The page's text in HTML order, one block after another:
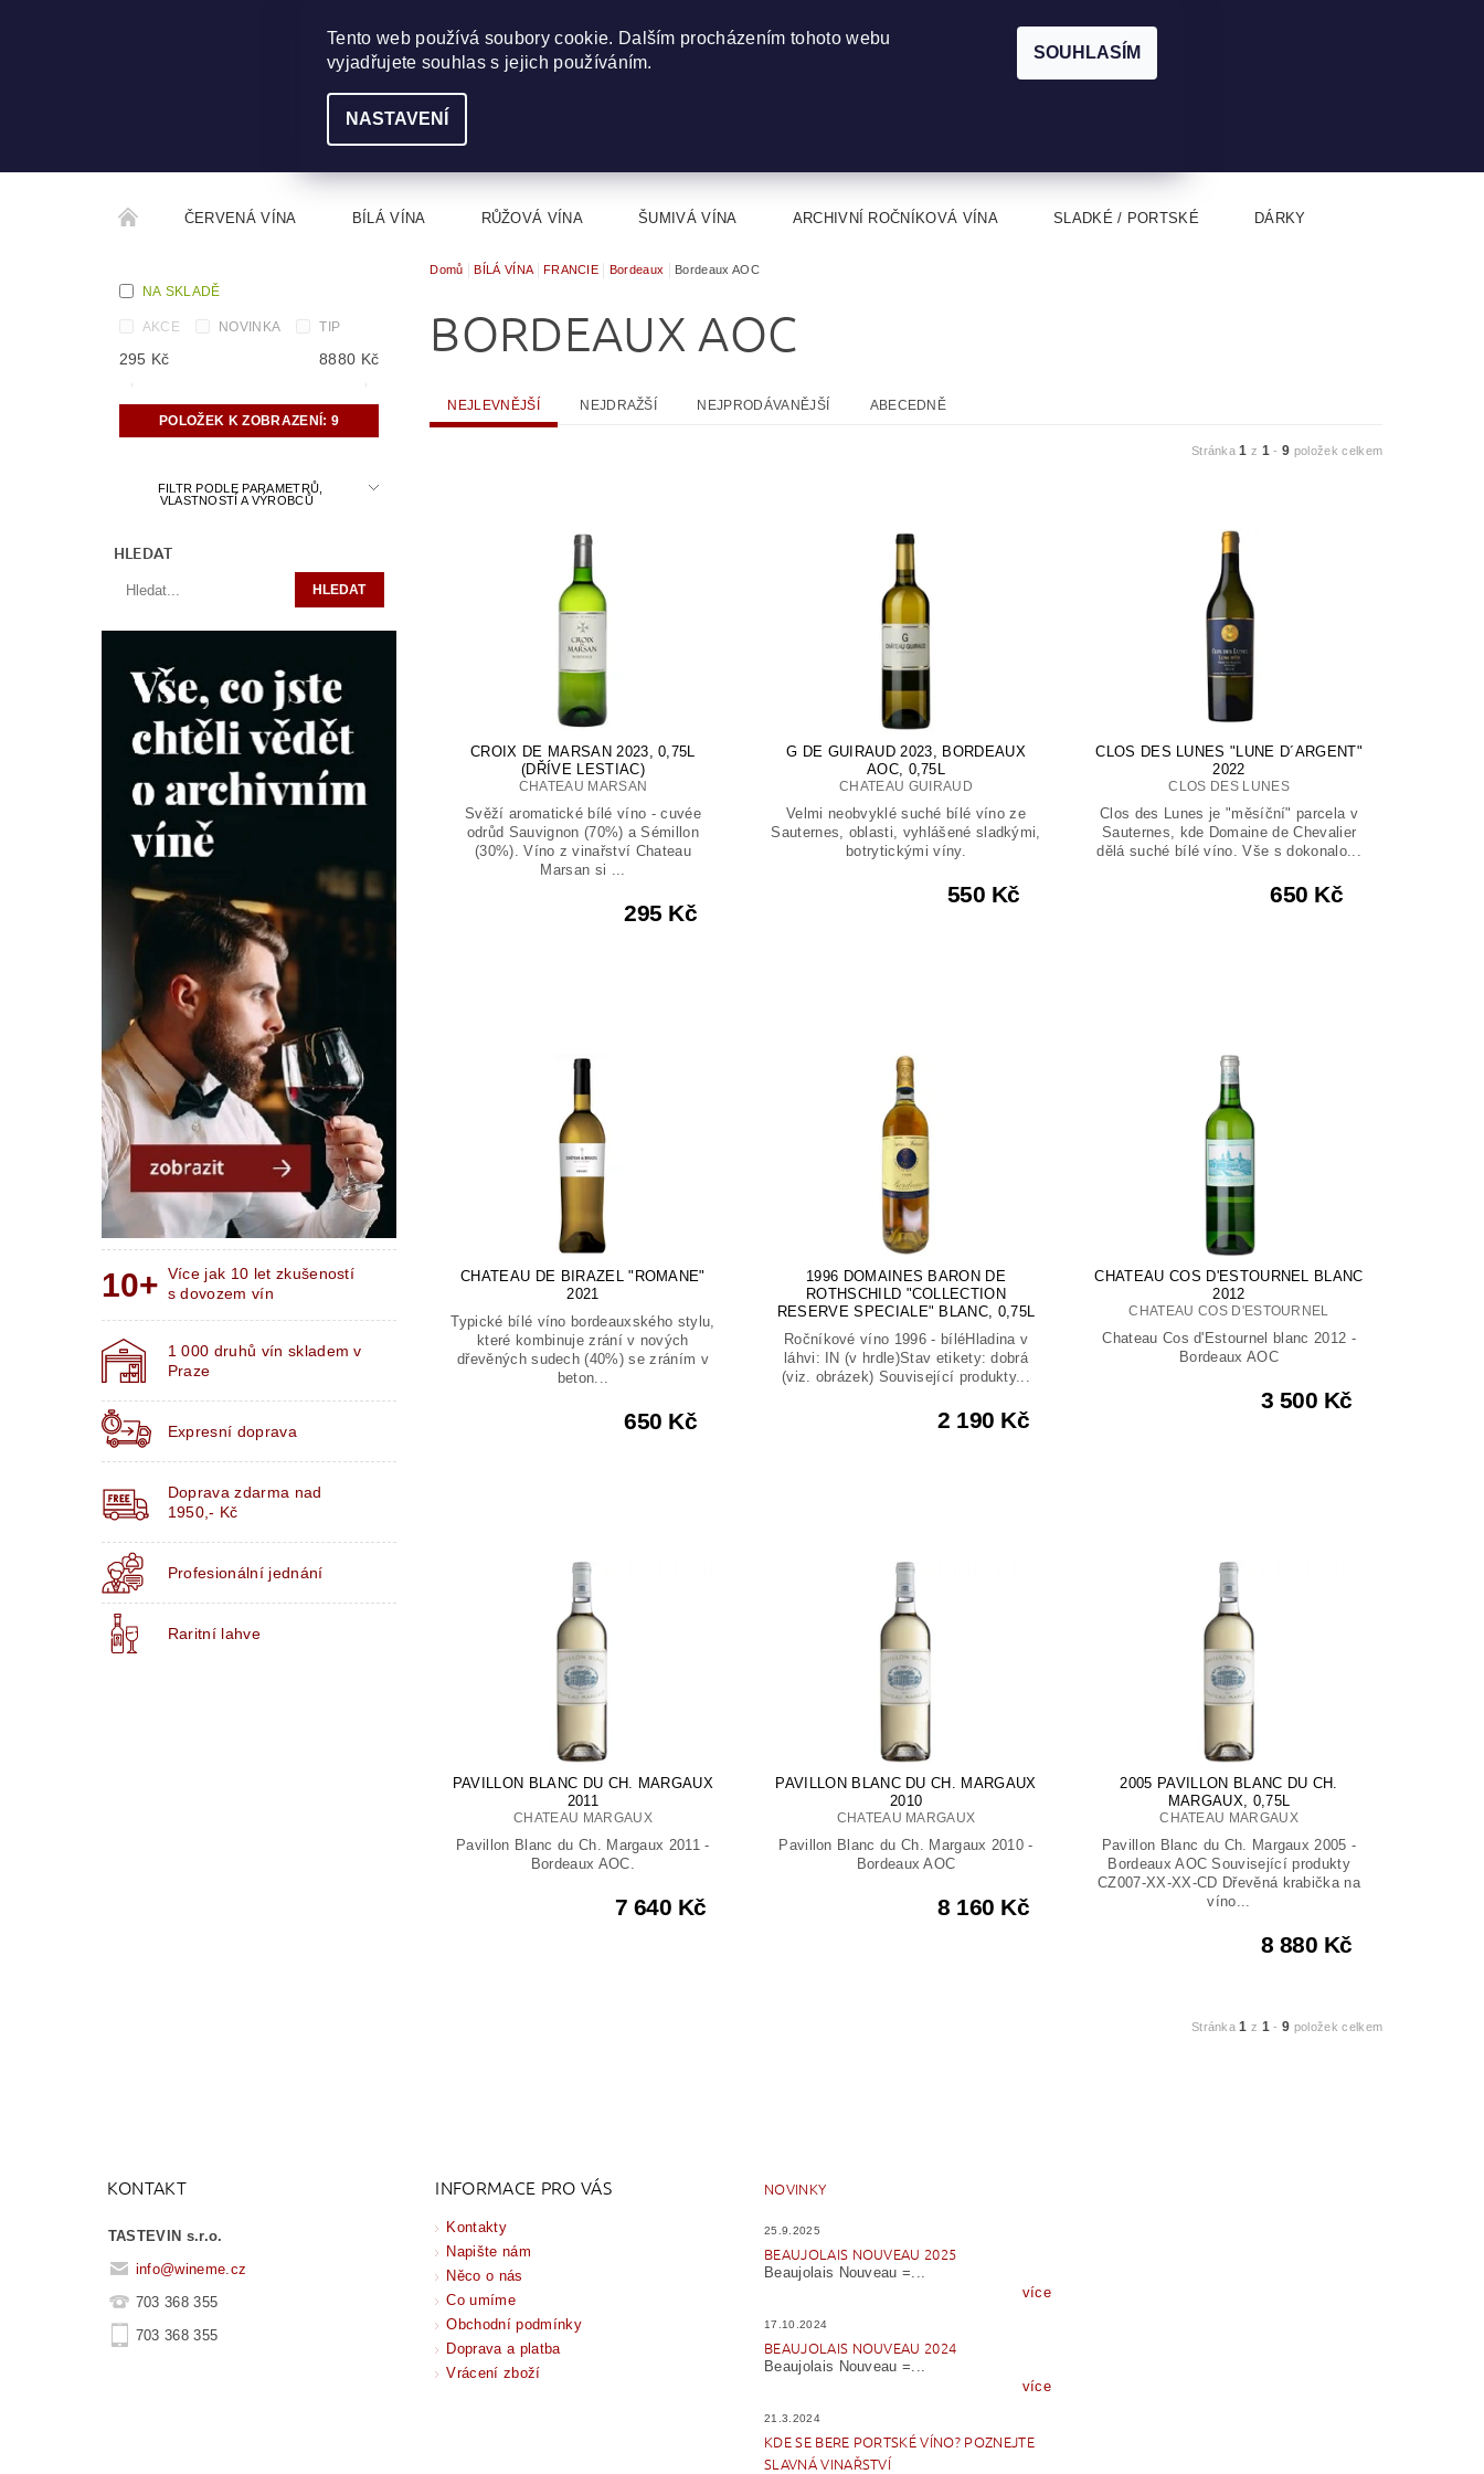
ČERVENÁ VÍNA BÍLÁ VÍNA RŮŽOVÁ VÍNA ŠUMIVÁ VÍNA ARCHIVNÍ ROČNÍKOVÁ VÍNA SLADKÉ / PORTSKÉ DÁRKY
ROZCESTNÍK VÍN
NA SKLADĚ
AKCE NOVINKA TIP
295 Kč 8880 Kč
POLOŽEK K ZOBRAZENÍ: 9
FILTR PODLE PARAMETRŮ,
VLASTNOSTÍ A VÝROBCŮ
HLEDAT
Více jak 10 let zkušeností
s dovozem vín
1 000 druhů vín skladem v
Praze
Expresní doprava
Doprava zdarma nad
1950,- Kč
Profesionální jednání
Raritní lahve
Domů BÍLÁ VÍNA FRANCIE Bordeaux Bordeaux AOC
BORDEAUX AOC
NEJLEVNĚJŠÍ NEJDRAŽŠÍ NEJPRODÁVANĚJŠÍ ABECEDNĚ
Stránka1 z 1 -9 položek celkem
CROIX DE MARSAN 2023, 0,75L
(DŘÍVE LESTIAC)
CHATEAU MARSAN
Svěží aromatické bílé víno - cuvée
odrůd Sauvignon (70%) a Sémillon
(30%). Víno z vinařství Chateau
Marsan si ...
295 Kč
G DE GUIRAUD 2023, BORDEAUX
AOC, 0,75L
CHATEAU GUIRAUD
Velmi neobvyklé suché bílé víno ze
Sauternes, oblasti, vyhlášené sladkými,
botrytickými víny.
550 Kč
CLOS DES LUNES "LUNE D´ARGENT"
2022
CLOS DES LUNES
Clos des Lunes je "měsíční" parcela v
Sauternes, kde Domaine de Chevalier
dělá suché bílé víno. Vše s dokonalo...
650 Kč
CHATEAU DE BIRAZEL "ROMANE"
2021
Typické bílé víno bordeauxského stylu,
které kombinuje zrání v nových
dřevěných sudech (40%) se zráním v
beton...
650 Kč
1996 DOMAINES BARON DE
ROTHSCHILD "COLLECTION
RESERVE SPECIALE" BLANC, 0,75L
Ročníkové víno 1996 - bíléHladina v
láhvi: IN (v hrdle)Stav etikety: dobrá
(viz. obrázek) Související produkty...
2 190 Kč
CHATEAU COS D'ESTOURNEL BLANC
2012
CHATEAU COS D'ESTOURNEL
Chateau Cos d'Estournel blanc 2012 -
Bordeaux AOC
3 500 Kč
PAVILLON BLANC DU CH. MARGAUX
2011
CHATEAU MARGAUX
Pavillon Blanc du Ch. Margaux 2011 -
Bordeaux AOC.
7 640 Kč
PAVILLON BLANC DU CH. MARGAUX
2010
CHATEAU MARGAUX
Pavillon Blanc du Ch. Margaux 2010 -
Bordeaux AOC
8 160 Kč
2005 PAVILLON BLANC DU CH.
MARGAUX, 0,75L
CHATEAU MARGAUX
Pavillon Blanc du Ch. Margaux 2005 -
Bordeaux AOC Související produkty
CZ007-XX-XX-CD Dřevěná krabička na
víno...
8 880 Kč
Stránka1 z 1 -9 položek celkem
KONTAKT
TASTEVIN s.r.o.
info@wineme.cz
703 368 355
703 368 355
INFORMACE PRO VÁS
Kontakty
Napište nám
Něco o nás
Co umíme
Obchodní podmínky
Doprava a platba
Vrácení zboží
NOVINKY
25.9.2025
BEAUJOLAIS NOUVEAU 2025
Beaujolais Nouveau =...
více
17.10.2024
BEAUJOLAIS NOUVEAU 2024
Beaujolais Nouveau =...
více
21.3.2024
KDE SE BERE PORTSKÉ VÍNO? POZNEJTE
SLAVNÁ VINAŘSTVÍ
Tento web používá soubory cookie. Dalším procházením tohoto webu
vyjadřujete souhlas s jejich používáním.
NASTAVENÍ
SOUHLASÍM